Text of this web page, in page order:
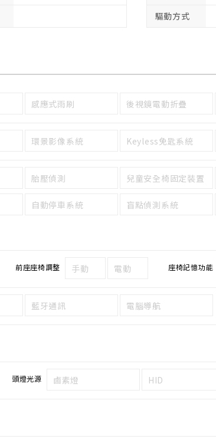
驅動方式
感應式雨刷 後視鏡電動折疊
環景影像系統 Keyless免匙系統
胎壓偵測 兒童安全椅固定裝置
自動停車系統 盲點偵測系統
前座座椅調整 手動 電動 座椅記憶功能
藍牙通訊 電腦導航
頭燈光源 鹵素燈 HID